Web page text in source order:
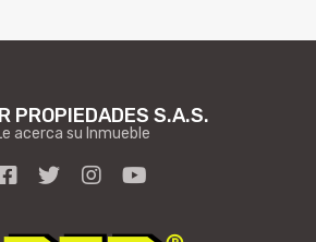
PROPIEDADES S.A.S.
acerca su Inmueble